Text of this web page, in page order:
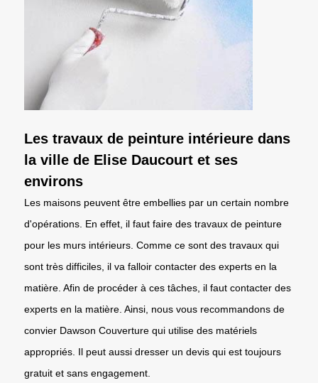
Les travaux de peinture intérieure dans
la ville de Elise Daucourt et ses
environs
Les maisons peuvent être embellies par un certain nombre
d'opérations. En effet, il faut faire des travaux de peinture
pour les murs intérieurs. Comme ce sont des travaux qui
sont très difficiles, il va falloir contacter des experts en la
matière. Afin de procéder à ces tâches, il faut contacter des
experts en la matière. Ainsi, nous vous recommandons de
convier Dawson Couverture qui utilise des matériels
appropriés. Il peut aussi dresser un devis qui est toujours
gratuit et sans engagement.